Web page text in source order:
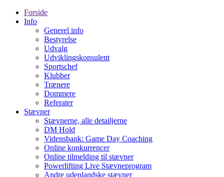
Forside
Info
Generel info
Bestyrelse
Udvalg
Udviklingskonsulent
Sportschef
Klubber
Trænere
Dommere
Referater
Stævner
Stævnerne, alle detailjerne
DM Hold
Vidensbank: Game Day Coaching
Online konkurrencer
Online tilmelding til stævner
Powerlifting Live Stævneprogram
Andre udenlandske stævner